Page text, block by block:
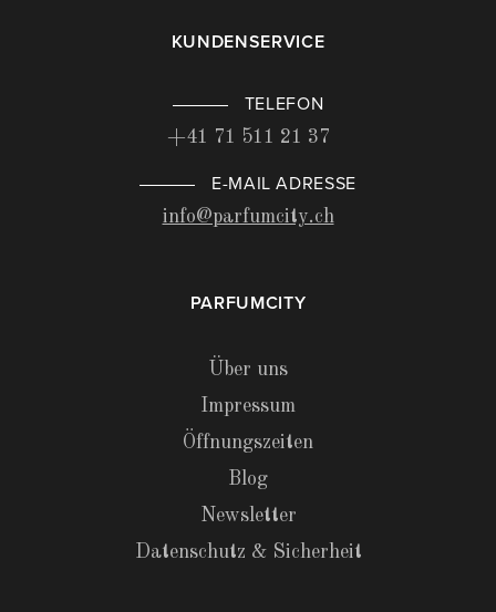
KUNDENSERVICE
TELEFON
+41 71 511 21 37
E-MAIL ADRESSE
info@parfumcity.ch
PARFUMCITY
Über uns
Impressum
Öffnungszeiten
Blog
Newsletter
Datenschutz & Sicherheit